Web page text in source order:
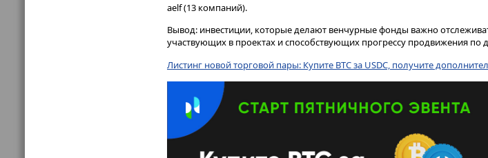
aelf (13 компаний).
Вывод: инвестиции, которые делают венчурные фонды важно
участвующих в проектах и способствующих прогрессу продвижения по
Листинг новой торговой пары: Купите BTC за USDC, получите